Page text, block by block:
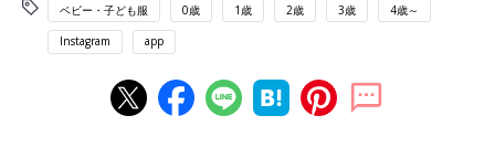
ベビー・子ども服 0歳 1歳 2歳 3歳 4歳～
Instagram app